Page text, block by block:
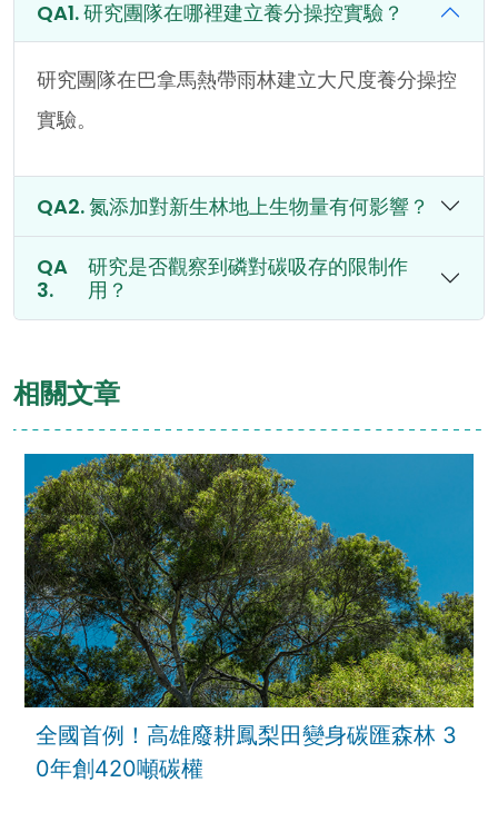
研究團隊在哪裡建立養分操控實驗？
研究團隊在巴拿馬熱帶雨林建立大尺度養分操控
實驗。
氮添加對新生林地上生物量有何影響？
研究是否觀察到磷對碳吸存的限制作
用？
相關文章
全國首例！高雄廢耕鳳梨田變身碳匯森林 3
0年創420噸碳權